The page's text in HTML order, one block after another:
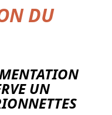
DU
UN